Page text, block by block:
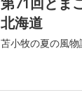
北海道
苫小牧の夏の風物